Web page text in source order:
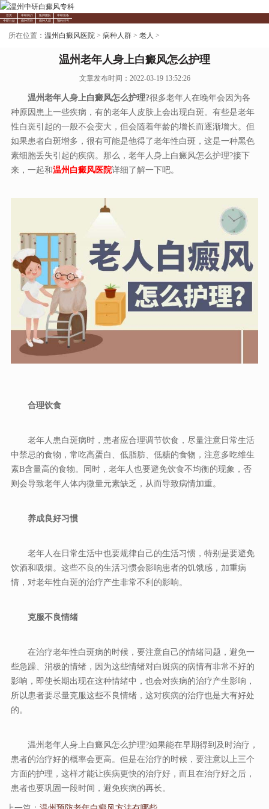
首页 中研简介 医师团队
中研设备
中研公益
病种百科 病种人群 预约挂号
所在位置： 温州白癜风医院 > 病种人群 > 老人 >
温州老年人身上白癜风怎么护理
文章发布时间：2022-03-19 13:52:26
温州老年人身上白癜风怎么护理?很多老年人在晚年会因为各
种原因患上一些疾病，有的老年人皮肤上会出现白斑。有些是老年
性白斑引起的一般不会变大，但会随着年龄的增长而逐渐增大。但
如果患者白斑增多，很有可能是他得了老年性白斑，这是一种黑色
素细胞丢失引起的疾病。那么，老年人身上白癜风怎么护理?接下
来，一起和温州白癜风医院详细了解一下吧。
合理饮食
老年人患白斑病时，患者应合理调节饮食，尽量注意日常生活
中禁忌的食物，常吃高蛋白、低脂肪、低糖的食物，注意多吃维生
素B含量高的食物。同时，老年人也要避免饮食不均衡的现象，否
则会导致老年人体内微量元素缺乏，从而导致病情加重。
养成良好习惯
老年人在日常生活中也要规律自己的生活习惯，特别是要避免
饮酒和吸烟。这些不良的生活习惯会影响患者的饥饿感，加重病
情，对老年性白斑的治疗产生非常不利的影响。
克服不良情绪
在治疗老年性白斑病的时候，要注意自己的情绪问题，避免一
些急躁、消极的情绪，因为这些情绪对白斑病的病情有非常不好的
影响，即使长期出现在这种情绪中，也会对疾病的治疗产生影响，
所以患者要尽量克服这些不良情绪，这对疾病的治疗也是大有好处
的。
温州老年人身上白癜风怎么护理?如果能在早期得到及时治疗，
患者的治疗好的概率会更高。但是在治疗的时候，要注意以上三个
方面的护理，这样才能让疾病更快的治疗好，而且在治疗好之后，
患者也要巩固一段时间，避免疾病的再长。